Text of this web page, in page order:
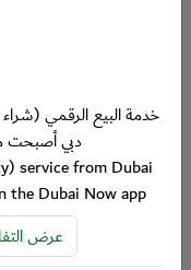
خدمة البيع الرقمي (شراء
دبي أصبحت
service from Dubai
the Dubai Now app
عرض